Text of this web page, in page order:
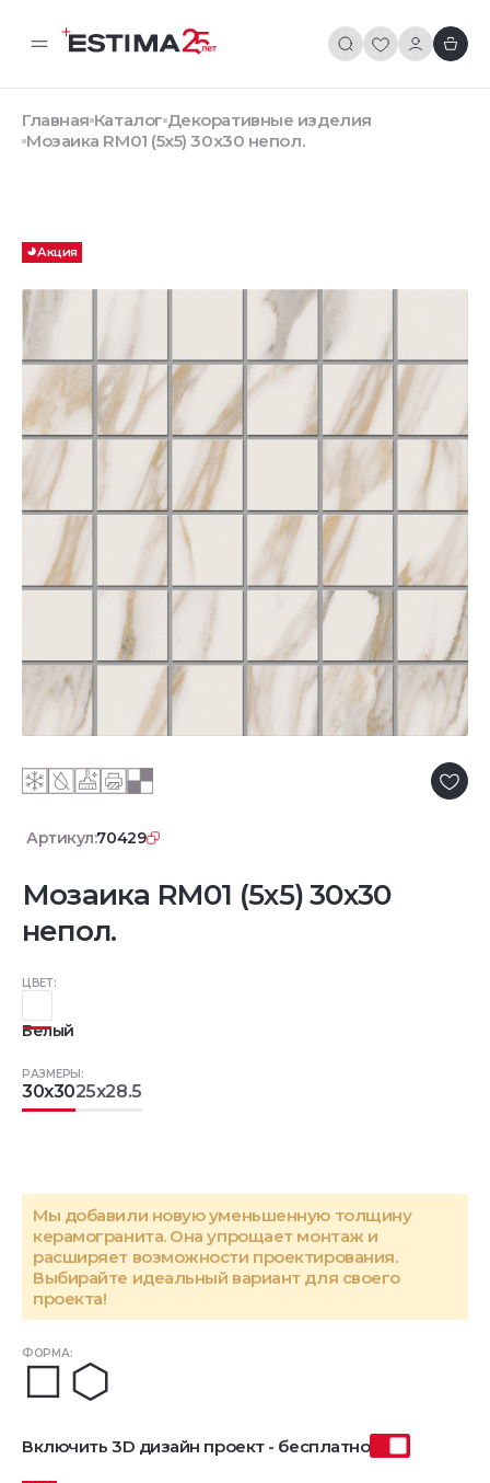
Главная Каталог Декоративные изделия
Мозаика RM01 (5х5) 30x30 непол.
Акция
Артикул:70429
Мозаика RM01 (5х5) 30x30
непол.
ЦВЕТ:
Белый
ФОРМА:
РАЗМЕРЫ:
30x3025x28.5
Мы добавили новую уменьшенную толщину
керамогранита. Она упрощает монтаж и
расширяет возможности проектирования.
Выбирайте идеальный вариант для своего
проекта!
Включить 3D дизайн проект - бесплатно